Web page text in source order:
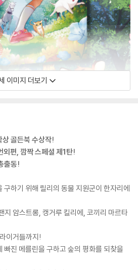
이미지 더보기
골든북 수상작!
외편, 깜짝 스페셜 제1탄!
출동!
구하기 위해 릴리의 동물 지원군이 한자리에
지 암스트롱, 캥거루 킬리에, 코끼리 마르타
이거들까지!
빠진 메를린을 구하고 숲의 평화를 되찾을